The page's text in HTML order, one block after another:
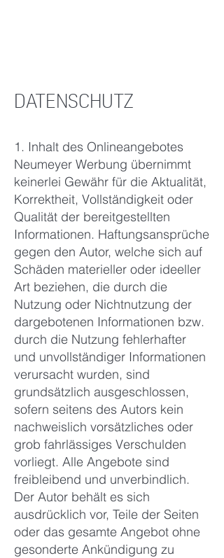
DATENSCHUTZ
1. Inhalt des Onlineangebotes
Neumeyer Werbung übernimmt
keinerlei Gewähr für die Aktualität,
Korrektheit, Vollständigkeit oder
Qualität der bereitgestellten
Informationen. Haftungsansprüche
gegen den Autor, welche sich auf
Schäden materieller oder ideeller
Art beziehen, die durch die
Nutzung oder Nichtnutzung der
dargebotenen Informationen bzw.
durch die Nutzung fehlerhafter
und unvollständiger Informationen
verursacht wurden, sind
grundsätzlich ausgeschlossen,
sofern seitens des Autors kein
nachweislich vorsätzliches oder
grob fahrlässiges Verschulden
vorliegt. Alle Angebote sind
freibleibend und unverbindlich.
Der Autor behält es sich
ausdrücklich vor, Teile der Seiten
oder das gesamte Angebot ohne
gesonderte Ankündigung zu